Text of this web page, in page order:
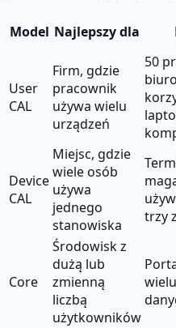
Model Najlepszy dla
User
CAL
Firm, gdzie
pracownik
używa wielu
urządzeń
50
Device
CAL
Miejsc, gdzie
wiele osób
używa
jednego
stanowiska
trzy
Core
Środowisk z
dużą lub
zmienną
liczbą
użytkowników